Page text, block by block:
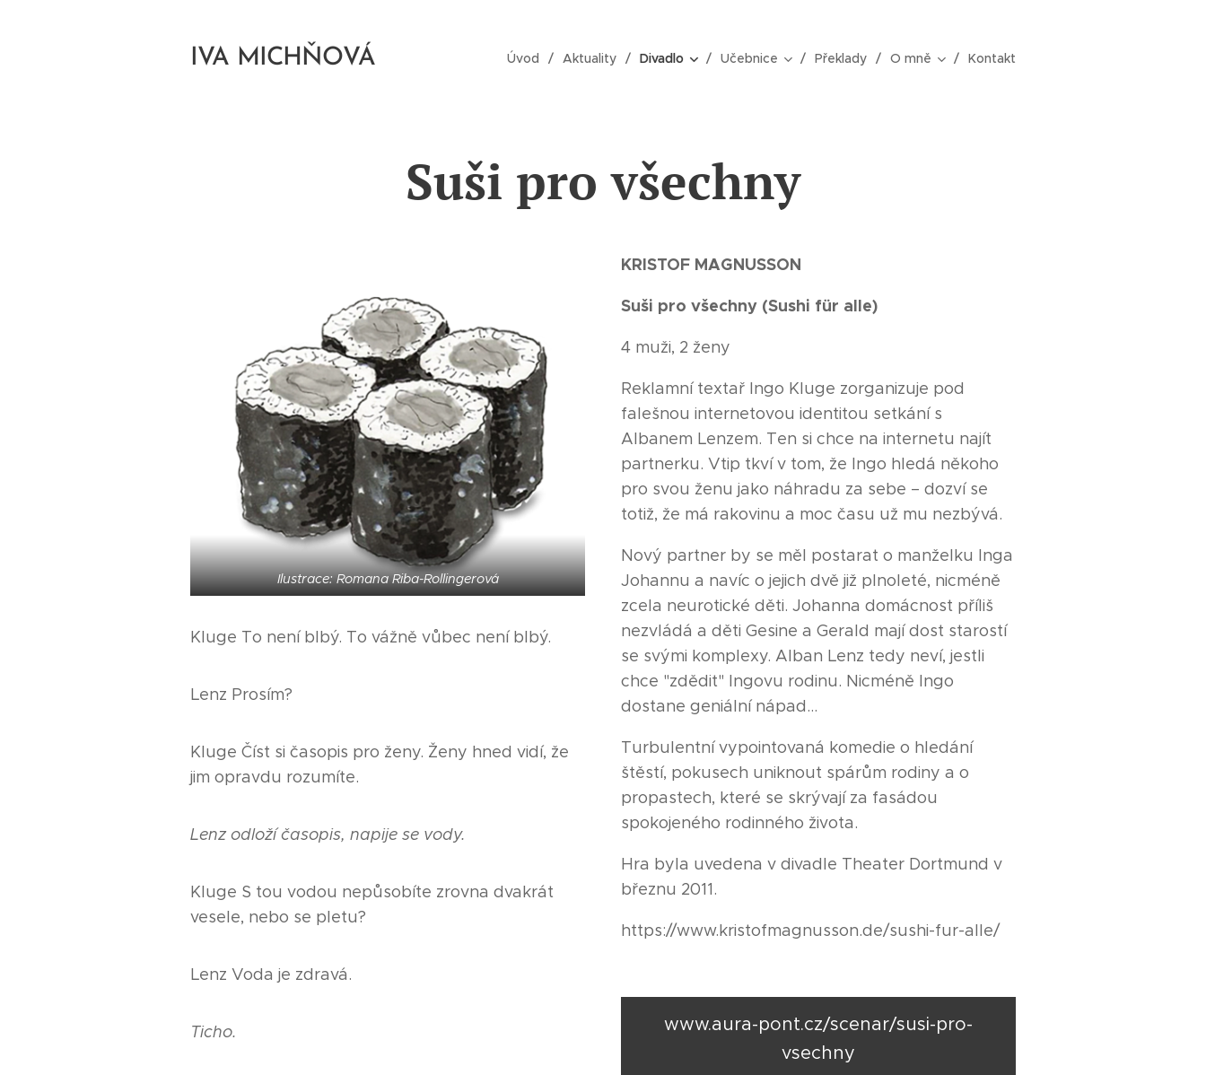
IVA MICHŇOVÁ Úvod Aktuality Divadlo Učebnice Překlady O mně Kontakt
Suši pro všechny
Ilustrace: Romana Riba-Rollingerová
Kluge To není blbý. To vážně vůbec není blbý.
Lenz Prosím?
Kluge Číst si časopis pro ženy. Ženy hned vidí, že
jim opravdu rozumíte.
Lenz odloží časopis, napije se vody.
Kluge S tou vodou nepůsobíte zrovna dvakrát
vesele, nebo se pletu?
Lenz Voda je zdravá.
Ticho.
KRISTOF MAGNUSSON
Suši pro všechny (Sushi für alle)
4 muži, 2 ženy
Reklamní textař Ingo Kluge zorganizuje pod
falešnou internetovou identitou setkání s
Albanem Lenzem. Ten si chce na internetu najít
partnerku. Vtip tkví v tom, že Ingo hledá někoho
pro svou ženu jako náhradu za sebe – dozví se
totiž, že má rakovinu a moc času už mu nezbývá.
Nový partner by se měl postarat o manželku Inga
Johannu a navíc o jejich dvě již plnoleté, nicméně
zcela neurotické děti. Johanna domácnost příliš
nezvládá a děti Gesine a Gerald mají dost starostí
se svými komplexy. Alban Lenz tedy neví, jestli
chce "zdědit" Ingovu rodinu. Nicméně Ingo
dostane geniální nápad…
Turbulentní vypointovaná komedie o hledání
štěstí, pokusech uniknout spárům rodiny a o
propastech, které se skrývají za fasádou
spokojeného rodinného života.
Hra byla uvedena v divadle Theater Dortmund v
březnu 2011.
https://www.kristofmagnusson.de/sushi-fur-alle/
www.aura-pont.cz/scenar/susi-pro-
vsechny